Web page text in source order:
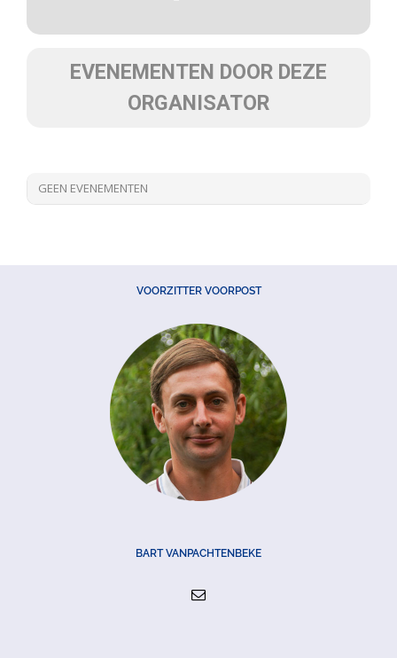
EVENEMENTEN DOOR DEZE
ORGANISATOR
GEEN EVENEMENTEN
VOORZITTER VOORPOST
BART VANPACHTENBEKE